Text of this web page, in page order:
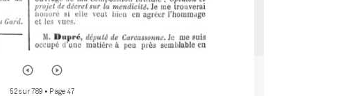
52 sur 789 • Page 47